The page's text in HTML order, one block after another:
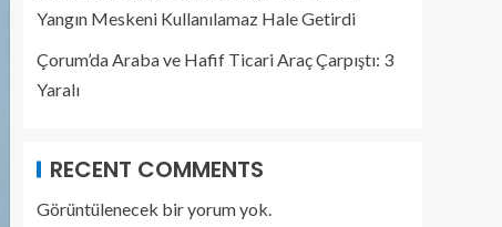
Yangın Meskeni Kullanılamaz Hale Getirdi
Çorum’da Araba ve Hafif Ticari Araç Çarpıştı: 3
Yaralı
RECENT COMMENTS
Görüntülenecek bir yorum yok.